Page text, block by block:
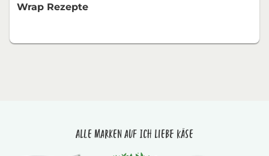
Wrap Rezepte
Alle Marken auf Ich liebe Käse